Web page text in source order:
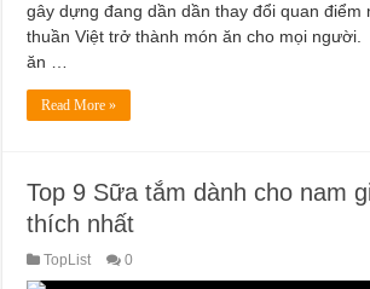
gây dựng đang dần dần thay đổi quan điểm
thuần Việt trở thành món ăn cho mọi người.
ăn …
Read More »
Top 9 Sữa tắm dành cho nam
thích nhất
TopList 0